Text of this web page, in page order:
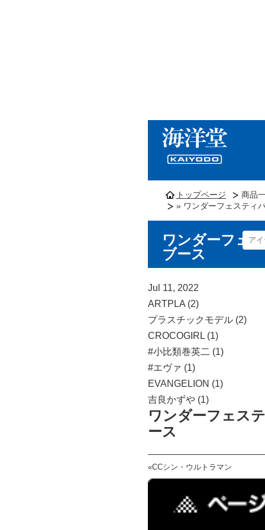
トップページ
商品
» ワンダーフェスティ
ワンダーフェ
ブース
Jul 11, 2022
ARTPLA (2)
プラスチックモデル (2)
CROCOGIRL (1)
#小比類巻英二 (1)
#エヴァ (1)
EVANGELION (1)
吉良かずや (1)
ワンダーフェス
ース
«CCシン・ウルトラマン